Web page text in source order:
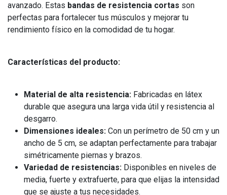
avanzado. Estas bandas de resistencia cortas son
perfectas para fortalecer tus músculos y mejorar tu
rendimiento físico en la comodidad de tu hogar.
Características del producto:
Material de alta resistencia: Fabricadas en látex
durable que asegura una larga vida útil y resistencia al
desgarro.
Dimensiones ideales: Con un perímetro de 50 cm y un
ancho de 5 cm, se adaptan perfectamente para trabajar
simétricamente piernas y brazos.
Variedad de resistencias: Disponibles en niveles de
media, fuerte y extrafuerte, para que elijas la intensidad
que se ajuste a tus necesidades.